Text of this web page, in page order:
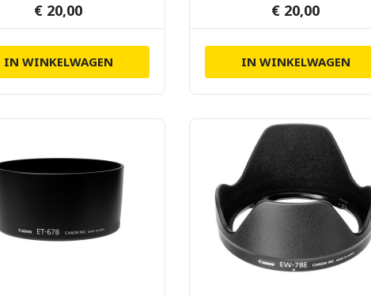
€ 20,00
IN WINKELWAGEN
€ 20,00
IN WINKELWAGEN